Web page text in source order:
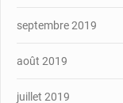
septembre 2019
août 2019
juillet 2019